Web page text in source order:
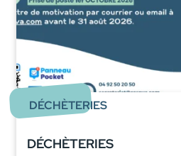
DÉCHÈTERIES
DÉCHÈTERIES